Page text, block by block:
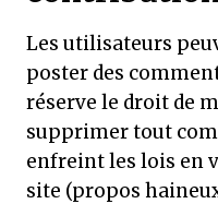
Les utilisateurs
poster des
réserve le droit de
supprimer tout
enfreint les lois en
site (propos